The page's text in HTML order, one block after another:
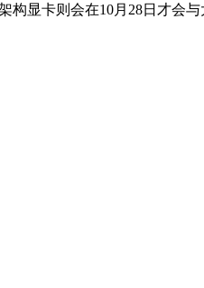
显卡则会在10月28日才会与